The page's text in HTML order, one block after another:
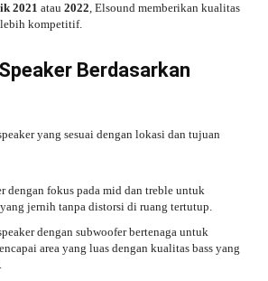
2021 atau 2022, Elsound memberikan kualitas
lebih kompetitif.
Berdasarkan
yang sesuai dengan lokasi dan tujuan
dengan fokus pada mid dan treble untuk
jernih tanpa distorsi di ruang tertutup.
dengan subwoofer bertenaga untuk
area yang luas dengan kualitas bass yang